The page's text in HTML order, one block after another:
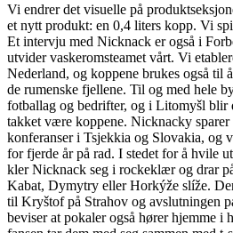
Vi endrer det visuelle på
et nytt produkt: en 0,4 liters kopp. Vi
Et intervju med Nicknack er også i
utvider vaskeromsteamet vårt. Vi
Nederland, og koppene brukes også til
de rumenske fjellene. Til og med hele
fotballag og bedrifter, og i Litomyšl blir
takket være koppene. Nicknacky
konferanser i Tsjekkia og Slovakia, og
for fjerde år på rad. I stedet for å hvile
kler Nicknack seg i rockeklær og drar
Kabat, Dymytry eller Horkýže slíže.
til Kryštof på Strahov og avslutningen
beviser at pokaler også hører hjemme i